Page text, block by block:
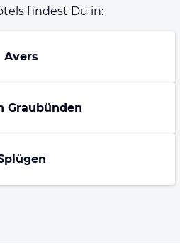
findest Du in:
Avers
Graubünden